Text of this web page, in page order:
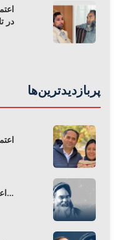
در
پربازدیدترین‌ها
اعتماد (۷)؛
اعتماد (۱)؛ اهدا به مزاری…